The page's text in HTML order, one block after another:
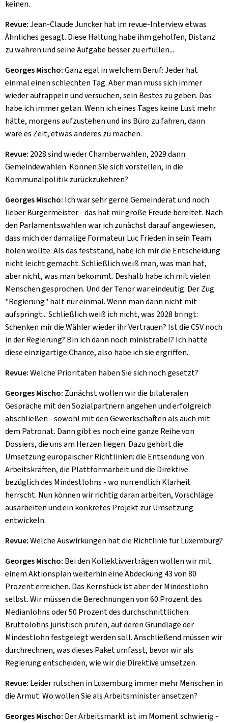
keinen.
Revue:Jean-Claude Juncker hat im revue-Interview etwas
Ähnliches gesagt. Diese Haltung habe ihm geholfen, Distanz
zu wahren und seine Aufgabe besser zu erfüllen...
Georges Mischo:Ganz egal in welchem Beruf: Jeder hat
einmal einen schlechten Tag. Aber man muss sich immer
wieder aufrappeln und versuchen, sein Bestes zu geben. Das
habe ich immer getan. Wenn ich eines Tages keine Lust mehr
hätte, morgens aufzustehen und ins Büro zu fahren, dann
wäre es Zeit, etwas anderes zu machen.
Revue: 2028 sind wieder Chamberwahlen, 2029 dann
Gemeindewahlen. Können Sie sich vorstellen, in die
Kommunalpolitik zurückzukehren?
Georges Mischo: Ich war sehr gerne Gemeinderat und noch
lieber Bürgermeister - das hat mir große Freude bereitet. Nach
den Parlamentswahlen war ich zunächst darauf angewiesen,
dass mich der damalige Formateur Luc Frieden in sein Team
holen wollte. Als das feststand, habe ich mir die Entscheidung
nicht leicht gemacht. Schließlich weiß man, was man hat,
aber nicht, was man bekommt. Deshalb habe ich mit vielen
Menschen gesprochen. Und der Tenor war eindeutig: Der Zug
"Regierung" hält nur einmal. Wenn man dann nicht mit
aufspringt... Schließlich weiß ich nicht, was 2028 bringt:
Schenken mir die Wähler wieder ihr Vertrauen? Ist die CSV noch
in der Regierung? Bin ich dann noch ministrabel? Ich hatte
diese einzigartige Chance, also habe ich sie ergriffen.
Revue:Welche Prioritäten haben Sie sich noch gesetzt?
Georges Mischo: Zunächst wollen wir die bilateralen
Gespräche mit den Sozialpartnern angehen und erfolgreich
abschließen - sowohl mit den Gewerkschaften als auch mit
dem Patronat. Dann gibt es noch eine ganze Reihe von
Dossiers, die uns am Herzen liegen. Dazu gehört die
Umsetzung europäischer Richtlinien: die Entsendung von
Arbeitskräften, die Plattformarbeit und die Direktive
bezüglich des Mindestlohns - wo nun endlich Klarheit
herrscht. Nun können wir richtig daran arbeiten, Vorschläge
ausarbeiten und ein konkretes Projekt zur Umsetzung
entwickeln.
Revue:Welche Auswirkungen hat die Richtlinie für Luxemburg?
Georges Mischo: Bei den Kollektivverträgen wollen wir mit
einem Aktionsplan weiterhin eine Abdeckung 43 von 80
Prozent erreichen. Das Kernstück ist aber der Mindestlohn
selbst. Wir müssen die Berechnungen von 60 Prozent des
Medianlohns oder 50 Prozent des durchschnittlichen
Bruttolohns juristisch prüfen, auf deren Grundlage der
Mindestlohn festgelegt werden soll. Anschließend müssen wir
durchrechnen, was dieses Paket umfasst, bevor wir als
Regierung entscheiden, wie wir die Direktive umsetzen.
Revue: Leider rutschen in Luxemburg immer mehr Menschen in
die Armut. Wo wollen Sie als Arbeitsminister ansetzen?
Georges Mischo: Der Arbeitsmarkt ist im Moment schwierig -